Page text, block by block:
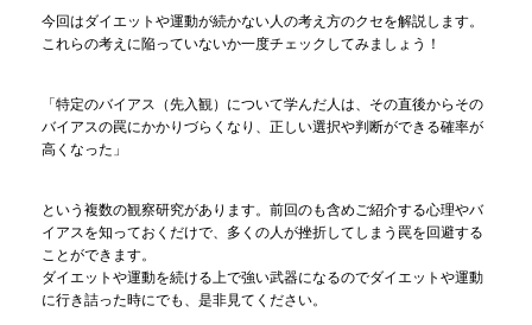
今回はダイエットや運動が続かない人の考え方のクセを解説します。
これらの考えに陥っていないか一度チェックしてみましょう！
「特定のバイアス（先入観）について学んだ人は、その直後からその
バイアスの罠にかかりづらくなり、正しい選択や判断ができる確率が
高くなった」
という複数の観察研究があります。前回のも含めご紹介する心理やバ
イアスを知っておくだけで、多くの人が挫折してしまう罠を回避する
ことができます。
ダイエットや運動を続ける上で強い武器になるのでダイエットや運動
に行き詰った時にでも、是非見てください。